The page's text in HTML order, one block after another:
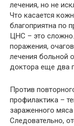
лечения, но не
Что касается
благоприятна по
ЦНС – это
поражения,
лечения больной
доктора еще два
Против
профилактика –
зараженного мяса
Следовательно,